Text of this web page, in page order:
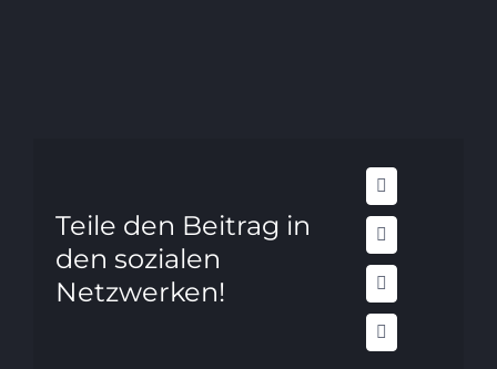
Teile den Beitrag in
den sozialen
Netzwerken!